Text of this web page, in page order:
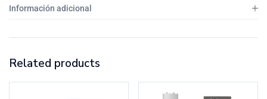
Información adicional
Related products